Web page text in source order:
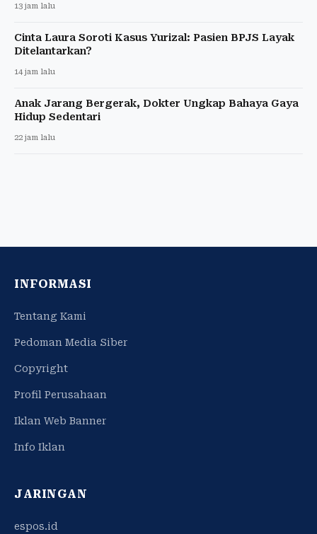
13 jam lalu
Cinta Laura Soroti Kasus Yurizal: Pasien BPJS Layak
Ditelantarkan?
14 jam lalu
Anak Jarang Bergerak, Dokter Ungkap Bahaya Gaya
Hidup Sedentari
22 jam lalu
INFORMASI
Tentang Kami
Pedoman Media Siber
Copyright
Profil Perusahaan
Iklan Web Banner
Info Iklan
JARINGAN
espos.id